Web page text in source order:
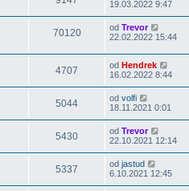
19.03.2022 9:47
70120 od Trevor
22.02.2022 15:44
4707 od Hendrek
16.02.2022 8:44
5044 od volfi
18.11.2021 0:01
5430 od Trevor
22.10.2021 12:14
5337 od jastud
6.10.2021 12:45